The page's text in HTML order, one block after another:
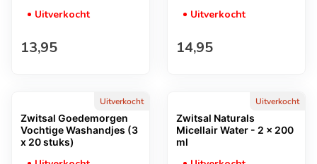
Uitverkocht
Normale prijs
13,95
Uitverkocht
Normale prijs
14,95
Uitverkocht
Zwitsal Goedemorgen
Vochtige Washandjes (3
x 20 stuks)
Uitverkocht
Zwitsal Naturals
Micellair Water - 2 x 200
ml